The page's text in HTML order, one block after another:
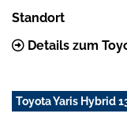
Standort
Details zum
Toyota Yaris Hybrid